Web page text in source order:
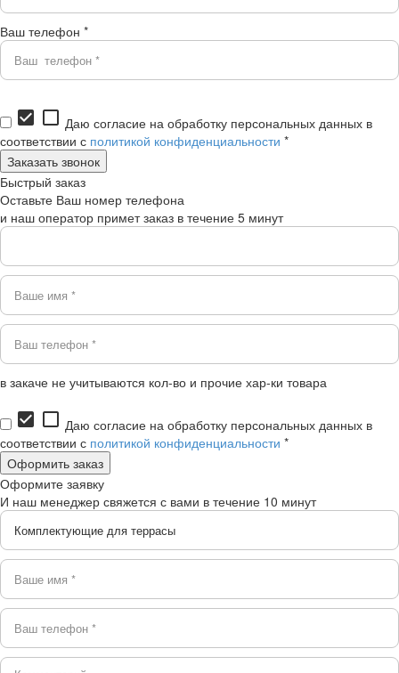
Ваш телефон *
check_box check_box_outline_blank Даю согласие на обработку персональных данных в
соответствии с политикой конфиденциальности *
Быстрый заказ
Оставьте Ваш номер телефона
и наш оператор примет заказ в течение 5 минут
в закаче не учитываются кол-во и прочие хар-ки товара
check_box check_box_outline_blank Даю согласие на обработку персональных данных в
соответствии с политикой конфиденциальности *
Оформите заявку
И наш менеджер свяжется с вами в течение 10 минут